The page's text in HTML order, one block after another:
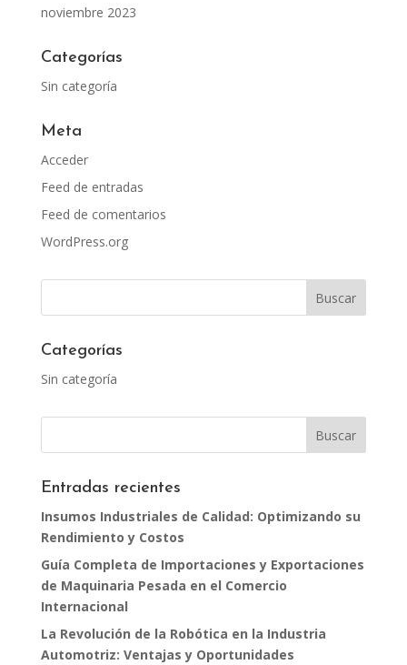
noviembre 2023
Categorías
Sin categoría
Meta
Acceder
Feed de entradas
Feed de comentarios
WordPress.org
Categorías
Sin categoría
Entradas recientes
Insumos Industriales de Calidad: Optimizando su
Rendimiento y Costos
Guía Completa de Importaciones y Exportaciones
de Maquinaria Pesada en el Comercio
Internacional
La Revolución de la Robótica en la Industria
Automotriz: Ventajas y Oportunidades